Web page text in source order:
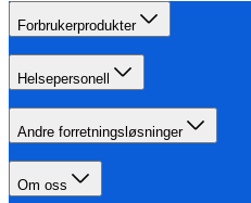
Forbrukerprodukter
Helsepersonell
Andre forretningsløsninger
Om oss